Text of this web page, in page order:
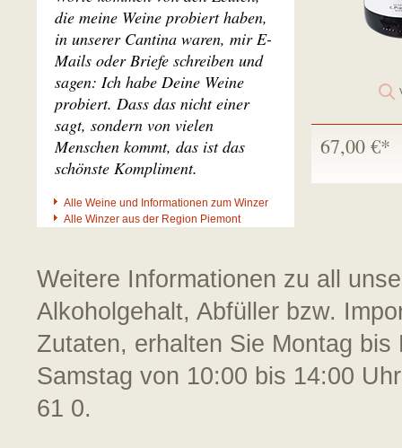
67,00 €*
die meine Weine probiert haben,
in unserer Cantina waren, mir E-
Mails oder Briefe schreiben und
sagen: Ich habe Deine Weine
probiert. Dass das nicht einer
sagt, sondern von vielen
Menschen kommt, das ist das
schönste Kompliment.
Alle Weine und Informationen zum Winzer
Alle Winzer aus der Region Piemont
Weitere Informationen zu all
Alkoholgehalt, Abfüller bzw.
Zutaten, erhalten Sie Montag
Samstag von 10:00 bis 14:00
61 0.